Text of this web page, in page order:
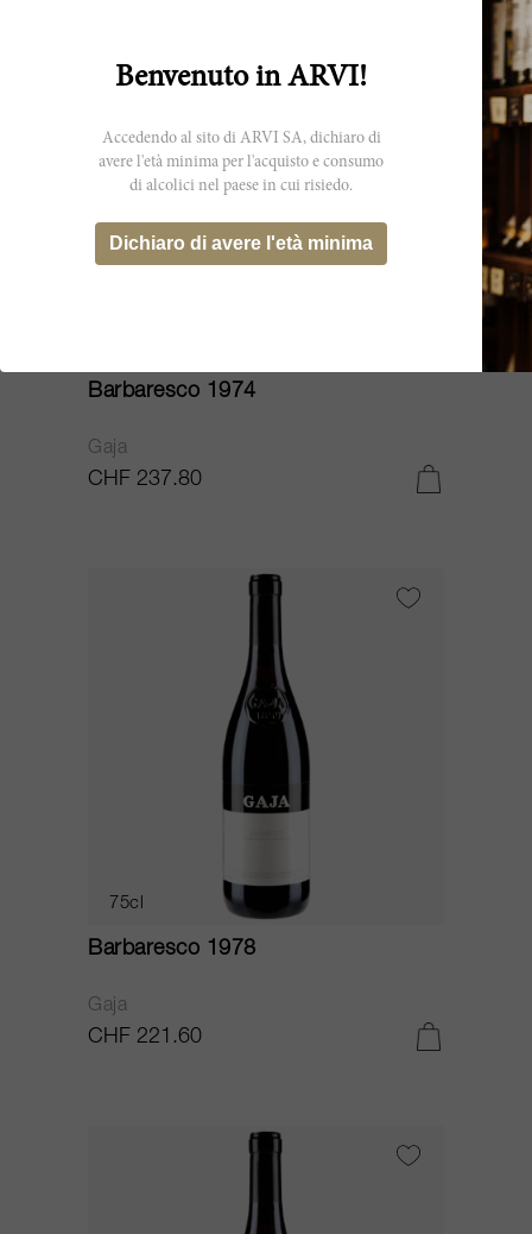
Barbaresco 1974
Gaja
CHF 237.80
75cl
Barbaresco 1978
Gaja
CHF 221.60
Benvenuto in ARVI!
Accedendo al sito di ARVI SA, dichiaro di
avere l'età minima per l'acquisto e consumo
di alcolici nel paese in cui risiedo.
Dichiaro di avere l'età minima